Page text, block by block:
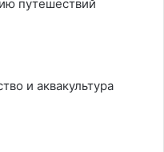
путешествий
и аквакультура